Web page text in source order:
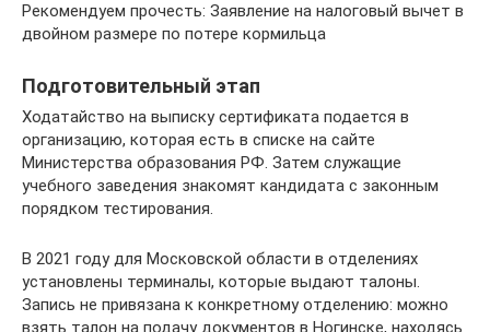
Рекомендуем прочесть: Заявление на налоговый вычет в
двойном размере по потере кормильца
Подготовительный этап
Ходатайство на выписку сертификата подается в
организацию, которая есть в списке на сайте
Министерства образования РФ. Затем служащие
учебного заведения знакомят кандидата с законным
порядком тестирования.
В 2021 году для Московской области в отделениях
установлены терминалы, которые выдают талоны.
Запись не привязана к конкретному отделению: можно
взять талон на подачу документов в Ногинске, находясь